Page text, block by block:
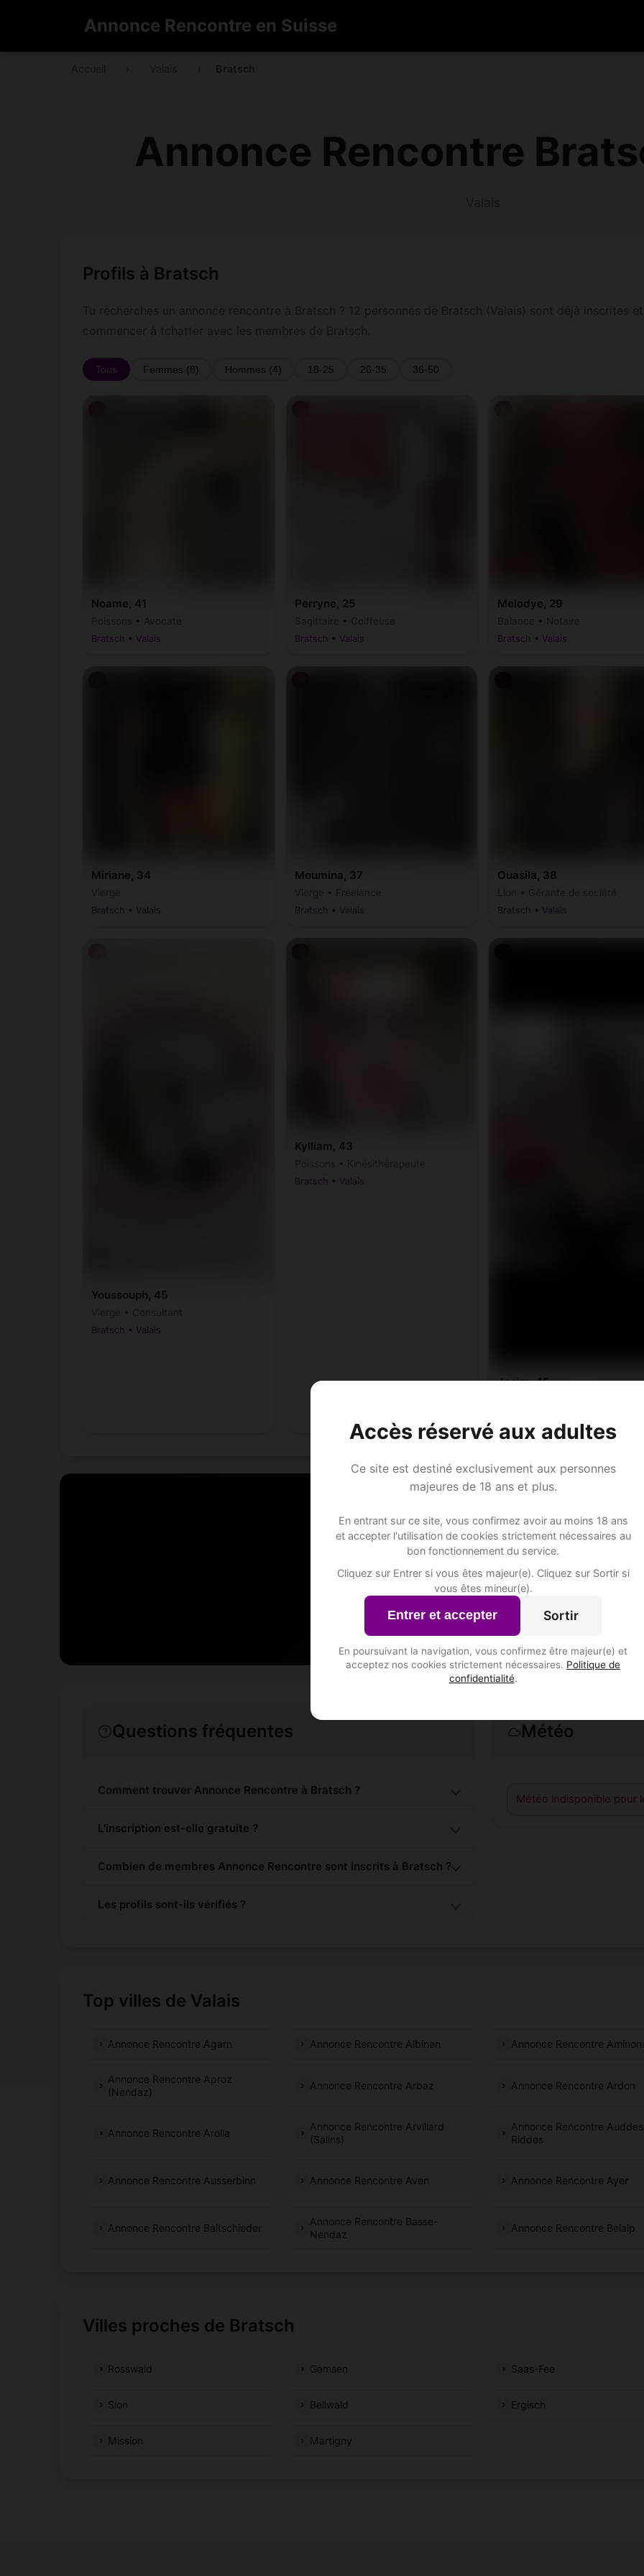
Accès réservé aux adultes
Ce site est destiné exclusivement aux personnes
majeures de 18 ans et plus.
En entrant sur ce site, vous confirmez avoir au moins 18 ans
et accepter l'utilisation de cookies strictement nécessaires au
bon fonctionnement du service.
Cliquez sur Entrer si vous êtes majeur(e). Cliquez sur Sortir si
vous êtes mineur(e).
Entrer et accepter Sortir
En poursuivant la navigation, vous confirmez être majeur(e) et
acceptez nos cookies strictement nécessaires. Politique de
confidentialité.
Annonce Rencontre en Suisse
Annonce Rencontre
Profils à Bratsch
Tous Femmes (8) Hommes (4) 18-25 26-35 36-50
Noame, 41
Bratsch • Valais
Perryne, 25
Bratsch • Valais
Melodye, 29
Bratsch • Valais
Miriane, 34
Bratsch • Valais
Moumina, 37
Bratsch • Valais
Ouasila, 38
Bratsch • Valais
Youssouph, 45
Bratsch • Valais
Kylliam, 43
Bratsch • Valais
Jacim, 45
Annonce Rencontre à
S'inscrire gratuitement
Questions fréquentes
Comment trouver Annonce Rencontre à Bratsch ?
L'inscription est-elle gratuite ?
Combien de membres Annonce Rencontre sont inscrits à Bratsch ?
Les profils sont-ils vérifiés ?
Météo
Météo indisponible pour
Top villes de Valais
Annonce Rencontre Agarn Annonce Rencontre Albinen Annonce Rencontre
Annonce Rencontre Aproz
(Nendaz)
Annonce Rencontre Arbaz Annonce Rencontre Ardon
Annonce Rencontre Arolla
Annonce Rencontre Arvillard
(Salins)
Annonce Rencontre
Riddes
Annonce Rencontre Ausserbinn Annonce Rencontre Aven Annonce Rencontre Ayer
Annonce Rencontre Baltschieder
Annonce Rencontre Basse-
Nendaz
Annonce Rencontre Belalp
Villes proches de Bratsch
Rosswald Gamsen Saas-Fee
Sion Bellwald Ergisch
Mission Martigny